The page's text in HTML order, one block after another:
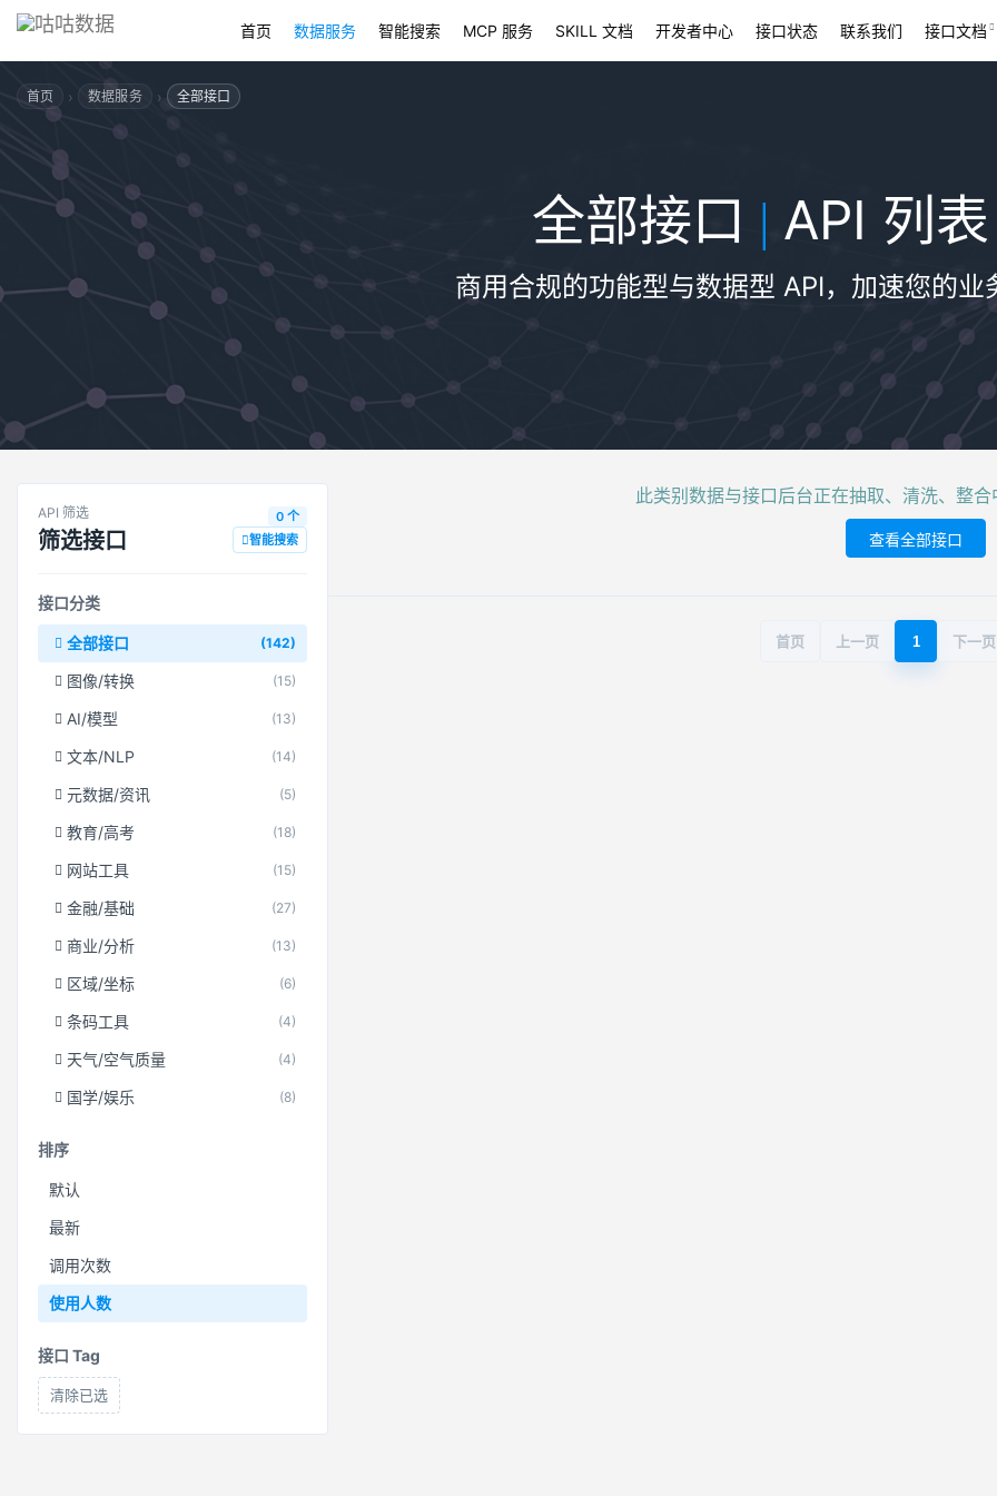
首页 数据服务 智能搜索 MCP 服务 SKILL 文档 开发者中心 接口状态 联系我们 接口文档
首页 › 数据服务 › 全部接口
全部接口 | API 列表
商用合规的功能型与数据型 API，加速您的业
API 筛选
筛选接口
0 个
智能搜索
接口分类
全部接口 (142)
图像/转换 (15)
AI/模型 (13)
文本/NLP (14)
元数据/资讯 (5)
教育/高考 (18)
网站工具 (15)
金融/基础 (27)
商业/分析 (13)
区域/坐标 (6)
条码工具 (4)
天气/空气质量 (4)
国学/娱乐 (8)
排序
默认
最新
调用次数
使用人数
接口 Tag
清除已选
此类别数据与接口后台正在抽取、清洗、整
查看全部接口
首页 上一页 1 下一页